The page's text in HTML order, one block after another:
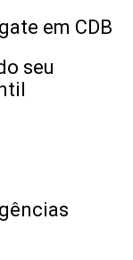
em CDB
seu